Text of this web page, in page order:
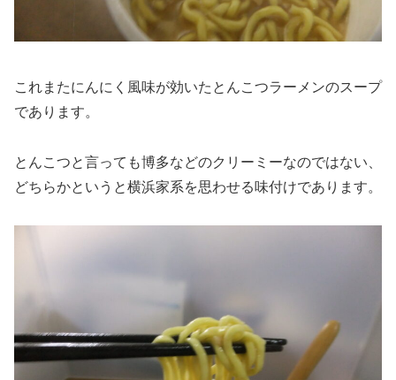
これまたにんにく風味が効いたとんこつラーメンのスープ
であります。
とんこつと言っても博多などのクリーミーなのではない、
どちらかというと横浜家系を思わせる味付けであります。